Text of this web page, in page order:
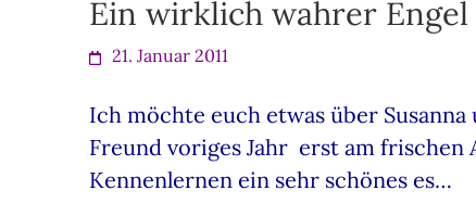
Ein wirklich wahrer Engel
21. Januar 2011
Ich möchte euch etwas über
Freund voriges Jahr erst am frischen
Kennenlernen ein sehr schönes es…